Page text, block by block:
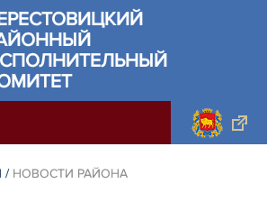
/ НОВОСТИ РАЙОНА